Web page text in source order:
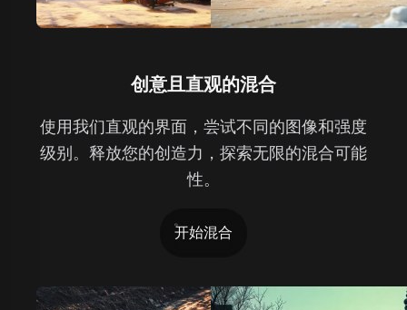
创意且直观的混合
使用我们直观的界面，尝试不同的图像和强度
级别。释放您的创造力，探索无限的混合可能
性。
开始混合